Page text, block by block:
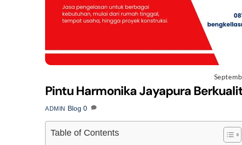
Pintu Harmonika Jayapura
ADMIN Blog 0
Table of Contents